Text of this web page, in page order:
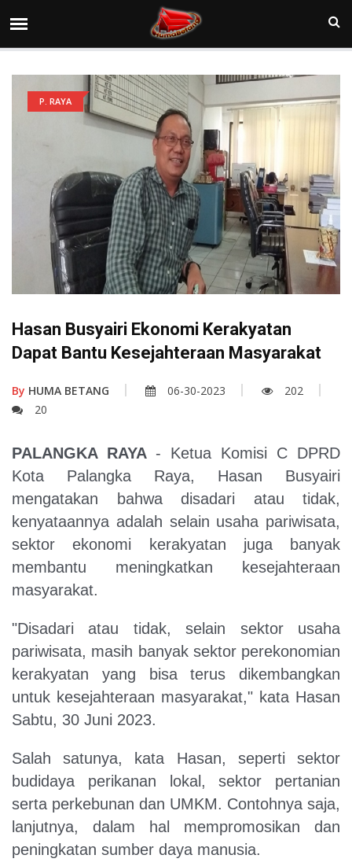
P. RAYA
Hasan Busyairi Ekonomi Kerakyatan
Dapat Bantu Kesejahteraan Masyarakat
By HUMA BETANG 06-30-2023
202
20
PALANGKA RAYA - Ketua Komisi C DPRD
Kota Palangka Raya, Hasan Busyairi
mengatakan bahwa disadari atau tidak,
kenyataannya adalah selain usaha pariwisata,
sektor ekonomi kerakyatan juga banyak
membantu meningkatkan kesejahteraan
masyarakat.
"Disadari atau tidak, selain sektor usaha
pariwisata, masih banyak sektor perekonomian
kerakyatan yang bisa terus dikembangkan
untuk kesejahteraan masyarakat," kata Hasan
Sabtu, 30 Juni 2023.
Salah satunya, kata Hasan, seperti sektor
budidaya perikanan lokal, sektor pertanian
serta perkebunan dan UMKM. Contohnya saja,
lanjutnya, dalam hal mempromosikan dan
peningkatan sumber daya manusia.